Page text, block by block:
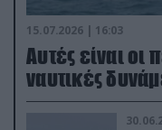
15.07.2026 | 16:03
Aυτές είναι οι
ναυτικές